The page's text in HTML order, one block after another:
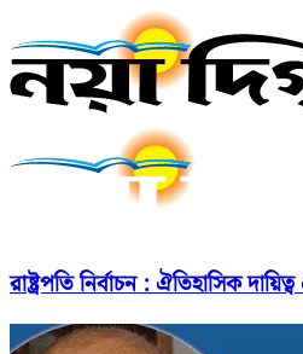
রাষ্ট্রপতি নির্বাচন : ঐতিহাসিক